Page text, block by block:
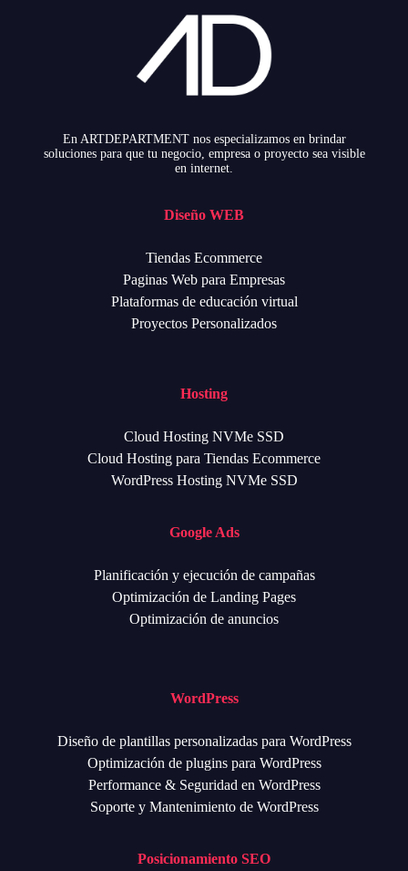
En ARTDEPARTMENT nos especializamos en brindar
soluciones para que tu negocio, empresa o proyecto sea visible
en internet.
Diseño WEB
Tiendas Ecommerce
Paginas Web para Empresas
Plataformas de educación virtual
Proyectos Personalizados
Hosting
Cloud Hosting NVMe SSD
Cloud Hosting para Tiendas Ecommerce
WordPress Hosting NVMe SSD
Google Ads
Planificación y ejecución de campañas
Optimización de Landing Pages
Optimización de anuncios
WordPress
Diseño de plantillas personalizadas para WordPress
Optimización de plugins para WordPress
Performance & Seguridad en WordPress
Soporte y Mantenimiento de WordPress
Posicionamiento SEO